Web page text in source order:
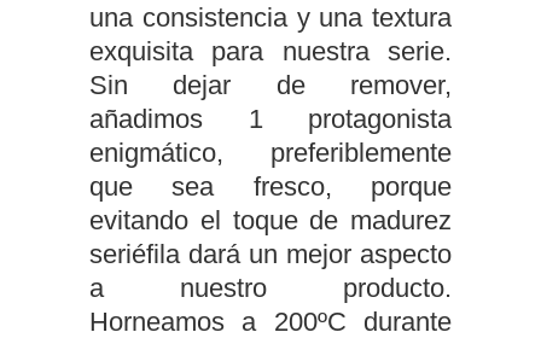
una consistencia y una textura
exquisita para nuestra serie.
Sin dejar de remover,
añadimos 1 protagonista
enigmático, preferiblemente
que sea fresco, porque
evitando el toque de madurez
seriéfila dará un mejor aspecto
a nuestro producto.
Horneamos a 200ºC durante